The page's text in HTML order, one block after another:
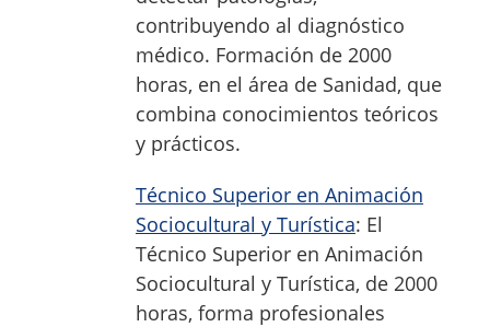
contribuyendo al diagnóstico
médico. Formación de 2000
horas, en el área de Sanidad, que
combina conocimientos teóricos
y prácticos.
Técnico Superior en Animación
Sociocultural y Turística: El
Técnico Superior en Animación
Sociocultural y Turística, de 2000
horas, forma profesionales